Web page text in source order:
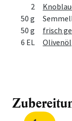
2
50 g
50 g
frisch
6 EL
Olivenöl